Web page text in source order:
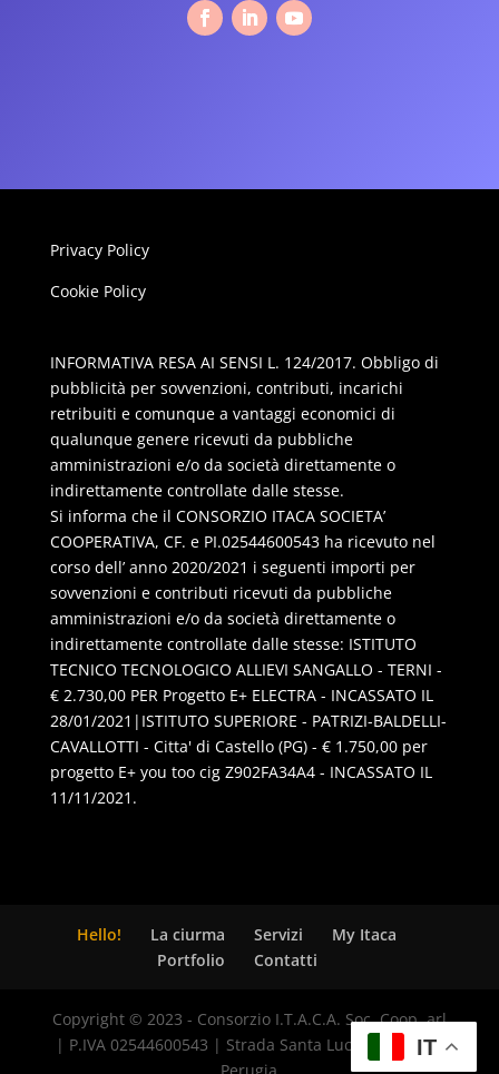
Privacy Policy
Cookie Policy
INFORMATIVA RESA AI SENSI L. 124/2017. Obbligo di
pubblicità per sovvenzioni, contributi, incarichi
retribuiti e comunque a vantaggi economici di
qualunque genere ricevuti da pubbliche
amministrazioni e/o da società direttamente o
indirettamente controllate dalle stesse.
Si informa che il CONSORZIO ITACA SOCIETA’
COOPERATIVA, CF. e PI.02544600543 ha ricevuto nel
corso dell’ anno 2020/2021 i seguenti importi per
sovvenzioni e contributi ricevuti da pubbliche
amministrazioni e/o da società direttamente o
indirettamente controllate dalle stesse: ISTITUTO
TECNICO TECNOLOGICO ALLIEVI SANGALLO - TERNI -
€ 2.730,00 PER Progetto E+ ELECTRA - INCASSATO IL
28/01/2021|ISTITUTO SUPERIORE - PATRIZI-BALDELLI-
CAVALLOTTI - Citta' di Castello (PG) - € 1.750,00 per
progetto E+ you too cig Z902FA34A4 - INCASSATO IL
11/11/2021.
Hello! La ciurma Servizi
My Itaca
Portfolio
Contatti
Copyright © 2023 - Consorzio I.T.A.C.A. Soc. Coop. arl
| P.IVA 02544600543 | Strada Santa Lucia, 8 - 06125
Perugia
IT